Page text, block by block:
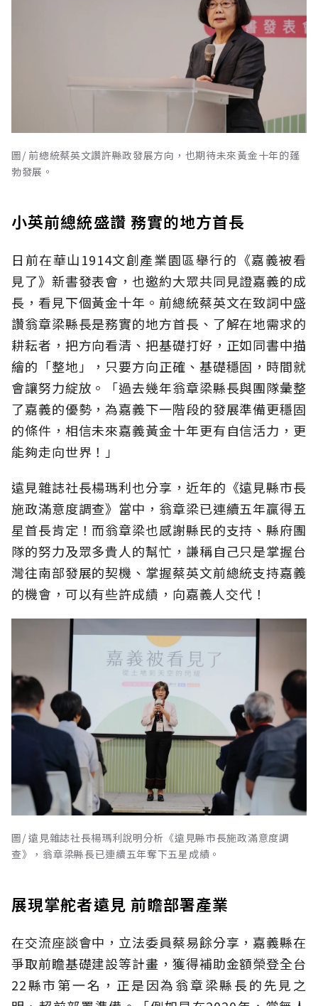
圖/ 前總統蔡英文讚許縣政發展方向，也期待未來黃金十年的蓬
勃發展。
小英前總統盛讚 務實的地方首長
日前在華山1914文創產業園區舉行的《嘉義被看
見了》新書發表會，也邀約大眾共同見證嘉義的成
長，看見下個黃金十年。前總統蔡英文在致詞中盛
讚翁章梁縣長是務實的地方首長、了解在地需求的
耕耘者，把方向看清、把基礎打好，正如同書中描
繪的「整地」，只要方向正確、基礎穩固，時間就
會讓努力綻放。「過去幾年翁章梁縣長與團隊彙整
了嘉義的優勢，為嘉義下一階段的發展準備更穩固
的條件，相信未來嘉義黃金十年更有自信活力，更
能夠走向世界！」
遠見雜誌社長楊瑪利也分享，近年的《遠見縣市長
施政滿意度調查》當中，翁章梁已連續五年贏得五
星首長肯定！而翁章梁也感謝縣民的支持、縣府團
隊的努力及眾多貴人的幫忙，謙稱自己只是掌握台
灣往南部發展的契機、掌握蔡英文前總統支持嘉義
的機會，可以有些許成績，向嘉義人交代！
圖/ 遠見雜誌社長楊瑪利說明分析《遠見縣市長施政滿意度調
查》，翁章梁縣長已連續五年奪下五星成績。
展現掌舵者遠見 前瞻部署產業
在交流座談會中，立法委員蔡易餘分享，嘉義縣在
爭取前瞻基礎建設等計畫，獲得補助金額榮登全台
22縣市第一名，正是因為翁章梁縣長的先見之